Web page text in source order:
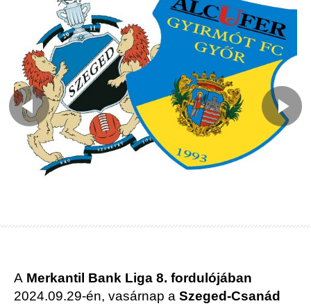
A Merkantil Bank Liga 8. fordulójában
2024.09.29-én, vasárnap a Szeged-Csanád